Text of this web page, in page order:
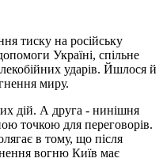
тиску на російську
Україні, спільне
ударів. Йшлося й
миру.
дій. А друга - нинішня
точкою для переговорів.
в тому, що після
вогню Київ має